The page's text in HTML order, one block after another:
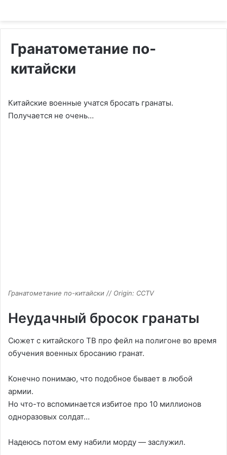
Гранатометание по-
китайски
Китайские военные учатся бросать гранаты.
Получается не очень…
Гранатометание по-китайски // Origin: CCTV
Неудачный бросок гранаты
Сюжет с китайского ТВ про фейл на полигоне во время
обучения военных бросанию гранат.
Конечно понимаю, что подобное бывает в любой
армии.
Но что-то вспоминается избитое про 10 миллионов
одноразовых солдат…
Надеюсь потом ему набили морду — заслужил.